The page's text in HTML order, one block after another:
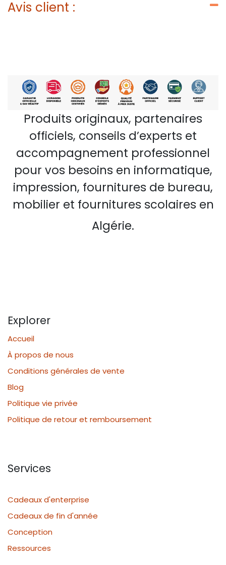
Avis client :
Produits originaux, partenaires
officiels, conseils d’experts et
accompagnement professionnel
pour vos besoins en informatique,
impression, fournitures de bureau,
mobilier et fournitures scolaires en
Algérie.
Explorer
Accueil
À propos de nous
Conditions générales de vente
Blog
Politique vie privée
Politique de retour et remboursement
Services
Cadeaux d'enterprise
Cadeaux de fin d'année
Conception
Ressources